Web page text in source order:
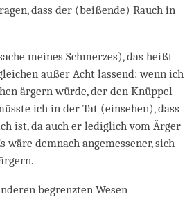
dass der (beißende) Rauch in
meines Schmerzes), das heißt
außer Acht lassend: wenn ich
ärgern würde, der den Knüppel
ich in der Tat (einsehen), dass
ist, da auch er lediglich vom Ärger
wäre demnach angemessener, sich
begrenzten Wesen